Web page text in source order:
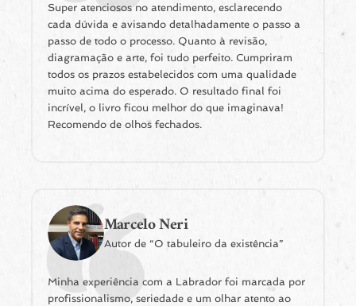
Super atenciosos no atendimento, esclarecendo
cada dúvida e avisando detalhadamente o passo a
passo de todo o processo. Quanto à revisão,
diagramação e arte, foi tudo perfeito. Cumpriram
todos os prazos estabelecidos com uma qualidade
muito acima do esperado. O resultado final foi
incrível, o livro ficou melhor do que imaginava!
Recomendo de olhos fechados.
Marcelo Neri
Autor de “O tabuleiro da existência”
Minha experiência com a Labrador foi marcada por
profissionalismo, seriedade e um olhar atento ao